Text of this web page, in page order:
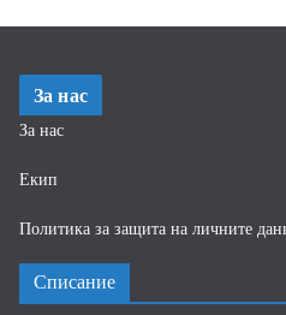
За нас
За нас
Екип
Политика за защита на личните
Списание